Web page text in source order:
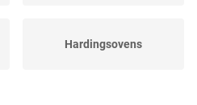
Hardingsovens